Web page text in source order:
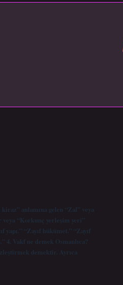
anlamına gelen “Zal” veya
“Korkunç yerleşim yeri”
“Zayıf hükümet.” “Zayıf
4. Vakf ne demek Osmanlıca?
demektir. Ayrıca